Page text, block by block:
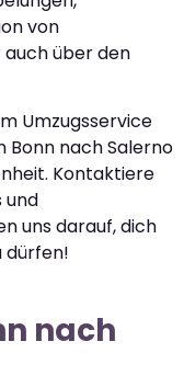
von
über den
Umzugsservice
Bonn nach Salerno
Kontaktiere
und
uns darauf, dich
dürfen!
nach